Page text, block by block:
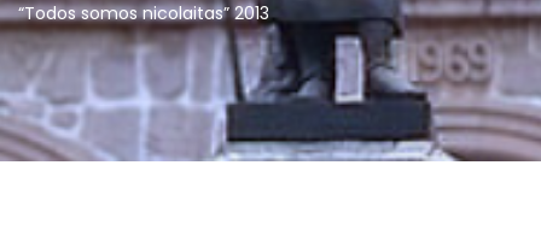
“Todos somos nicolaitas” 2013